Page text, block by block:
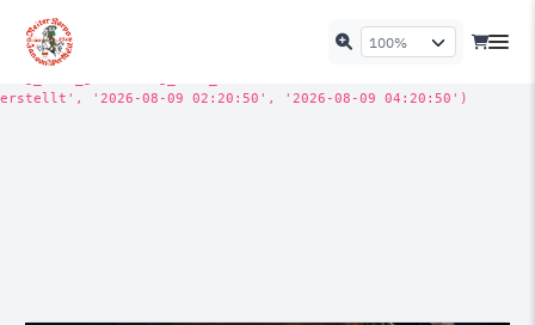
restarting transaction]
INSERT INTO `site_actionscheduler_logs` (`action_id`, `message`,
erstellt', '2026-08-09 02:20:50', '2026-08-09 04:20:50')